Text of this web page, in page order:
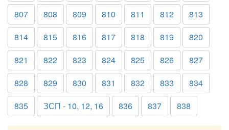
807
808 809 810 811 812
813
814
815 816 817 818 819
820
821
822 823 824 825 826
827
828
829 830 831 832 833
834
835
ЗСП - 10, 12, 16 836 837 838